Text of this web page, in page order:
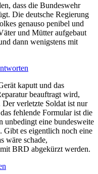
dass die Bundeswehr
Die deutsche Regierung
genauso penibel und
und Mütter aufgebaut
dann wenigstens mit
kaputt und das
beauftragt wird,
verletzte Soldat ist nur
fehlende Formular ist die
unbedingt eine bundesweite
Gibt es eigentlich noch eine
wäre schade,
BRD abgekürzt werden.